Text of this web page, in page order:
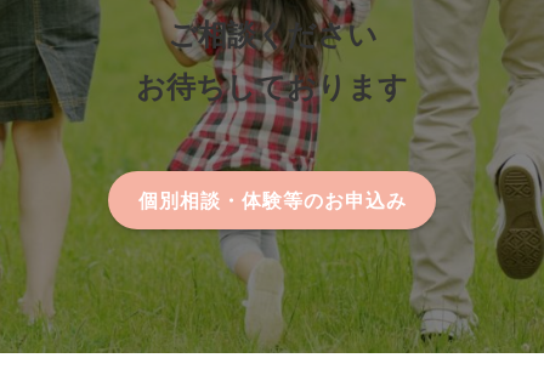
ご相談ください
お待ちしております
個別相談・体験等のお申込み